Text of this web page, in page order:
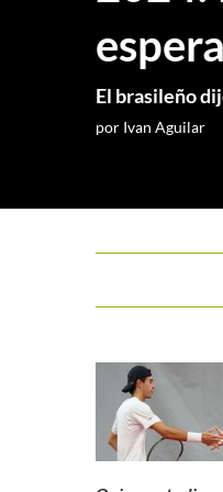
El brasileño
por Ivan Aguilar